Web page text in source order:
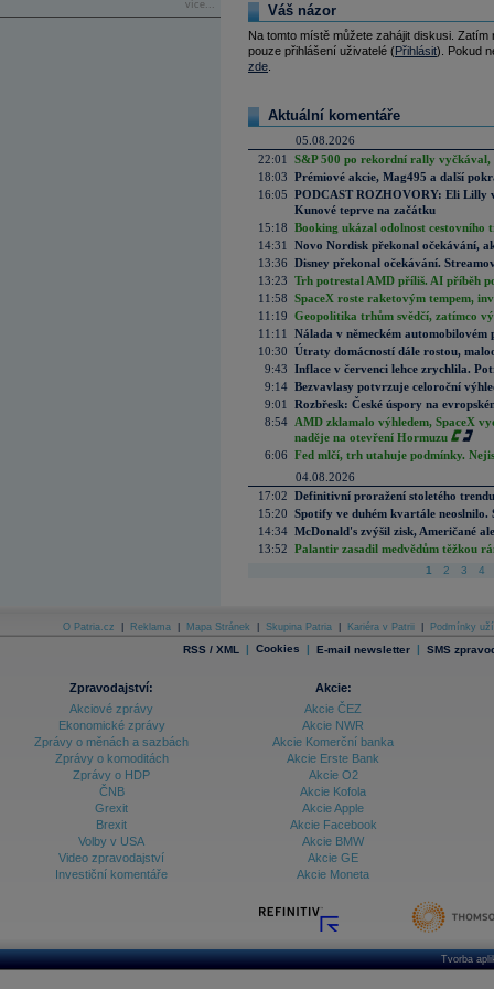
více... Váš názor
Na tomto místě můžete zahájit diskusi.
pouze přihlášení uživatelé (Přihlásit). Pokud
zde
Aktuální komentáře
05.08.2026
22:01
S&P 500 po rekordní rally vyčkával,
18:03 Prémiové akcie, Mag495 a další
16:05 PODCAST ROZHOVORY: Eli Lilly
Kunové teprve na začátku
15:18 Booking ukázal odolnost cestovního
14:31
Novo Nordisk překonal očekávání,
13:36 Disney překonal očekávání.
13:23 Trh potrestal AMD příliš. AI příběh
11:58 SpaceX roste raketovým tempem,
11:19 Geopolitika trhům svědčí, zatímco
11:11
Nálada v německém automobilovém
10:30 Útraty domácností dále rostou,
9:43 Inflace v červenci lehce zrychlila.
9:14 Bezvavlasy potvrzuje celoroční
9:01
Rozbřesk: České úspory na
8:54 AMD zklamalo výhledem, SpaceX
naděje na otevření Hormuzu
6:06 Fed mlčí, trh utahuje podmínky.
04.08.2026
17:02 Definitivní proražení stoletého
15:20 Spotify ve duhém kvartále neoslnilo.
14:34 McDonald's zvýšil zisk, Američané
13:52 Palantir zasadil medvědům těžkou
1 2 3 4
O Patria.cz Reklama Mapa Stránek Skupina Patria Kariéra v Patrii Podmínky
RSS / XML | Cookies | E-mail newsletter | SMS
Zpravodajství:
Akciové zprávy
Ekonomické zprávy
Zprávy o měnách a sazbách
Zprávy o komoditách
Zprávy o HDP
ČNB
Grexit
Brexit
Volby v USA
Video zpravodajství
Investiční komentáře
Akcie:
Akcie ČEZ
Akcie NWR
Akcie Komerční banka
Akcie Erste Bank
Akcie O2
Akcie Kofola
Akcie Apple
Akcie Facebook
Akcie BMW
Akcie GE
Akcie Moneta
Tvorba